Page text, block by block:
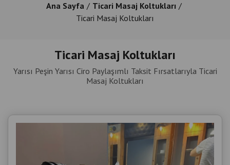
Ana Sayfa
Ticari Masaj Koltukları
Ticari Masaj Koltukları
Ticari Masaj Koltukları
Yarısı Peşin Yarısı Ciro Paylaşımlı Taksit Fırsatlarıyla Ticari
Masaj Koltukları